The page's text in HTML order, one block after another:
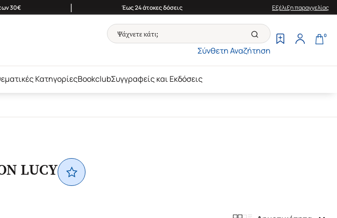
30€ | Έως 24 άτοκες δόσεις Εξέλιξη παραγγελίας
Σύνθετη Αναζήτηση
0
ΚατηγορίεςBookclubΣυγγραφείς και Εκδόσεις
LUCY